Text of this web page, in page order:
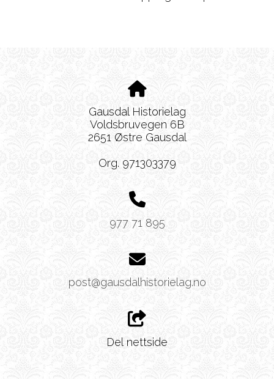
Gausdal Historielag
Voldsbruvegen 6B
2651 Østre Gausdal
Org. 971303379
977 71 895
post@gausdalhistorielag.no
Del nettside